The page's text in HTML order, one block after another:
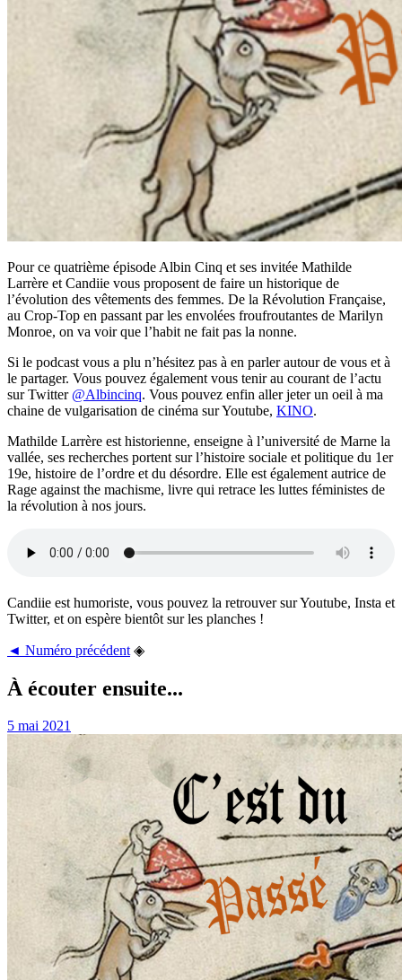
Pour ce quatrième épisode Albin Cinq et ses invitée Mathilde
Larrère et Candiie vous proposent de faire un historique de
l’évolution des vêtements des femmes. De la Révolution Française,
au Crop-Top en passant par les envolées froufroutantes de Marilyn
Monroe, on va voir que l’habit ne fait pas la nonne.
Si le podcast vous a plu n’hésitez pas à en parler autour de vous et à
le partager. Vous pouvez également vous tenir au courant de l’actu
sur Twitter @Albincinq. Vous pouvez enfin aller jeter un oeil à ma
chaine de vulgarisation de cinéma sur Youtube, KINO.
Mathilde Larrère est historienne, enseigne à l’université de Marne la
vallée, ses recherches portent sur l’histoire sociale et politique du 1er
19e, histoire de l’ordre et du désordre. Elle est également autrice de
Rage against the machisme, livre qui retrace les luttes féministes de
la révolution à nos jours.
Candiie est humoriste, vous pouvez la retrouver sur Youtube, Insta et
Twitter, et on espère bientôt sur les planches !
◄ Numéro précédent ◈
À écouter ensuite...
5 mai 2021